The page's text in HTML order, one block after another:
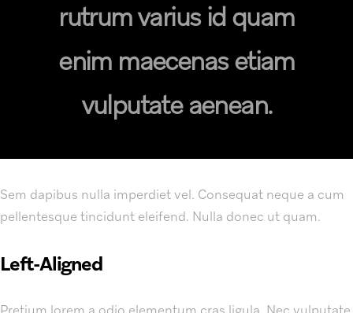
rutrum varius id quam
enim maecenas etiam
vulputate aenean.
Sem dapibus nulla imperdiet vel. Consequat neque a cum
pellentesque tincidunt eleifend. Nulla donec ut quam.
Left-Aligned